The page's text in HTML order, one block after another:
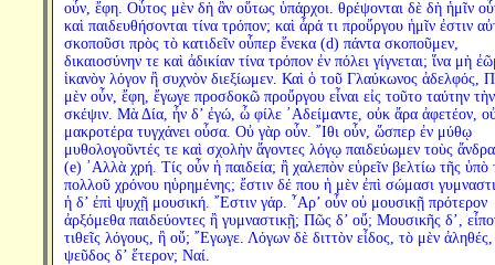
οὖν, ἔφη. Οὗτος μὲν δὴ ἂν οὕτως ὑπάρχοι. θρέψονται δὲ δὴ ἡμῖν
καὶ παιδευθήσονται τίνα τρόπον; καὶ ἆρά τι προὔργου ἡμῖν ἐστιν
σκοποῦσι πρὸς τὸ κατιδεῖν οὗπερ ἕνεκα (d) πάντα σκοποῦμεν,
δικαιοσύνην τε καὶ ἀδικίαν τίνα τρόπον ἐν πόλει γίγνεται; ἵνα μὴ
ἱκανὸν λόγον ἢ συχνὸν διεξίωμεν. Καὶ ὁ τοῦ Γλαύκωνος ἀδελφός,
μὲν οὖν, ἔφη, ἔγωγε προσδοκῶ προὔργου εἶναι εἰς τοῦτο ταύτην τὴν
σκέψιν. Μὰ Δία, ἦν δ’ ἐγώ, ὦ φίλε ᾿Αδείμαντε, οὐκ ἄρα ἀφετέον,
μακροτέρα τυγχάνει οὖσα. Οὐ γὰρ οὖν. ῎Ιθι οὖν, ὥσπερ ἐν μύθῳ
μυθολογοῦντές τε καὶ σχολὴν ἄγοντες λόγῳ παιδεύωμεν τοὺς
(e) ᾿Αλλὰ χρή. Τίς οὖν ἡ παιδεία; ἢ χαλεπὸν εὑρεῖν βελτίω τῆς ὑπὸ
πολλοῦ χρόνου ηὑρημένης; ἔστιν δέ που ἡ μὲν ἐπὶ σώμασι
ἡ δ’ ἐπὶ ψυχῇ μουσική. ῎Εστιν γάρ. ῏Αρ’ οὖν οὐ μουσικῇ πρότερον
ἀρξόμεθα παιδεύοντες ἢ γυμναστικῇ; Πῶς δ’ οὔ; Μουσικῆς δ’,
τιθεῖς λόγους, ἢ οὔ; ῎Εγωγε. Λόγων δὲ διττὸν εἶδος, τὸ μὲν ἀληθές,
ψεῦδος δ’ ἕτερον; Ναί.